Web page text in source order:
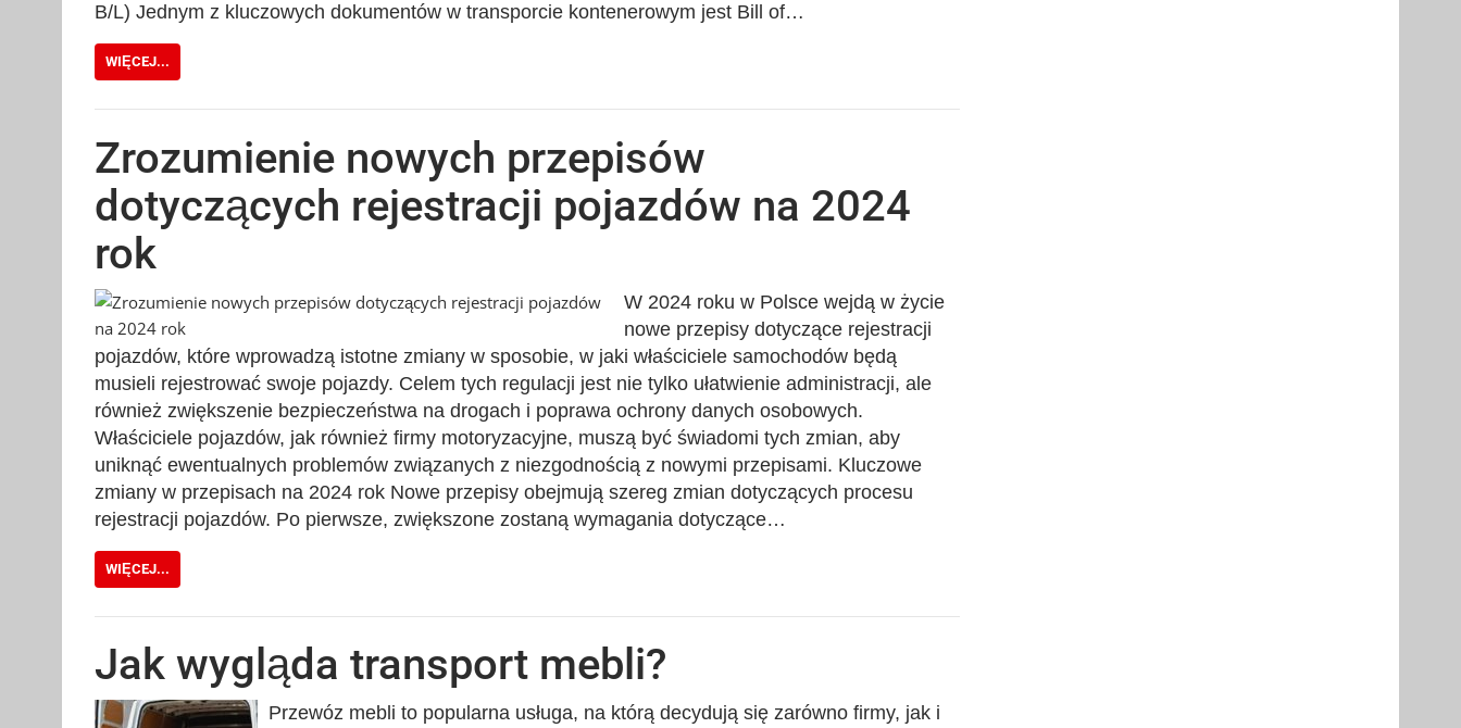
B/L) Jednym z kluczowych dokumentów w transporcie kontenerowym jest Bill of…
WIĘCEJ...
Zrozumienie nowych przepisów
dotyczących rejestracji pojazdów na 2024
rok
W 2024 roku w Polsce wejdą w życie
nowe przepisy dotyczące rejestracji
pojazdów, które wprowadzą istotne zmiany w sposobie, w jaki właściciele samochodów będą
musieli rejestrować swoje pojazdy. Celem tych regulacji jest nie tylko ułatwienie administracji, ale
również zwiększenie bezpieczeństwa na drogach i poprawa ochrony danych osobowych.
Właściciele pojazdów, jak również firmy motoryzacyjne, muszą być świadomi tych zmian, aby
uniknąć ewentualnych problemów związanych z niezgodnością z nowymi przepisami. Kluczowe
zmiany w przepisach na 2024 rok Nowe przepisy obejmują szereg zmian dotyczących procesu
rejestracji pojazdów. Po pierwsze, zwiększone zostaną wymagania dotyczące…
WIĘCEJ...
Jak wygląda transport mebli?
Przewóz mebli to popularna usługa, na którą decydują się zarówno firmy, jak i